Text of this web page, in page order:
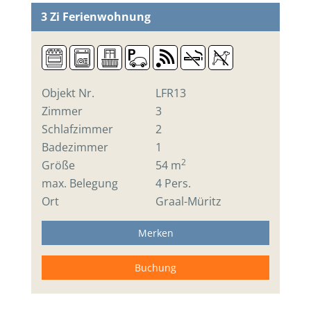
3 Zi Ferienwohnung
Objekt Nr.
LFR13
Zimmer
3
Schlafzimmer
2
Badezimmer
1
Größe
54 m2
max. Belegung
4 Pers.
Ort
Graal-Müritz
Merken
Buchung